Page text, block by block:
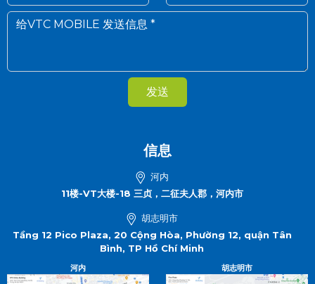
发送
信息
河内
11楼-VT大楼-18 三贞，二征夫人郡，河内市
胡志明市
Tầng 12 Pico Plaza, 20 Cộng Hòa, Phường 12, quận Tân
Bình, TP Hồ Chí Minh
河内 胡志明市